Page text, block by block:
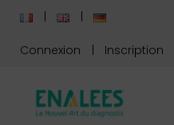
Connexion Inscription